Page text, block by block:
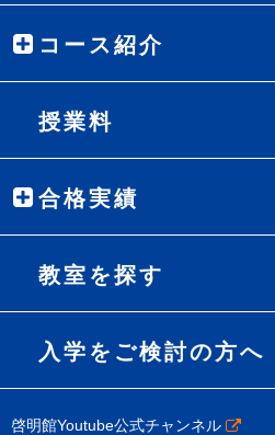
コース紹介
授業料
合格実績
教室を探す
入学をご検討の方へ
啓明館Youtube公式チャンネル